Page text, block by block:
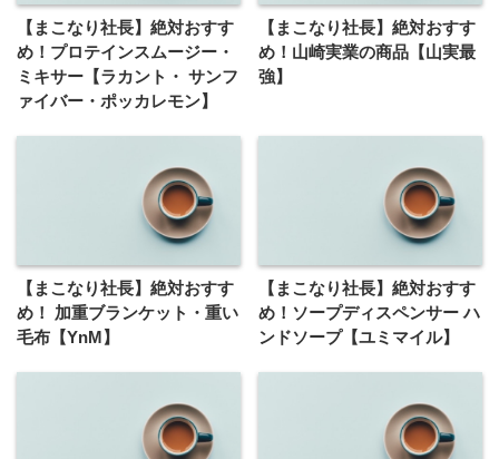
【まこなり社長】絶対おすす
め！プロテインスムージー・
ミキサー【ラカント・ サンフ
ァイバー・ポッカレモン】
【まこなり社長】絶対おすす
め！山崎実業の商品【山実最
強】
【まこなり社長】絶対おすす
め！ 加重ブランケット・重い
毛布【YnM】
【まこなり社長】絶対おすす
め！ソープディスペンサー ハ
ンドソープ【ユミマイル】